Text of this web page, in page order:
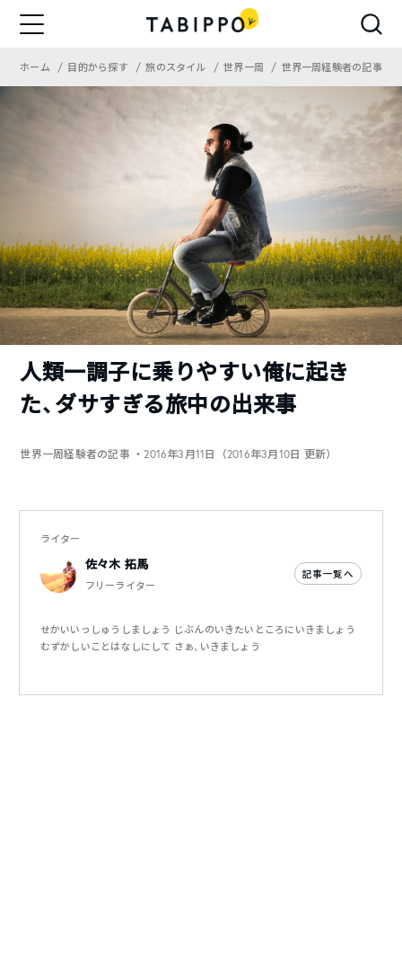
ホーム 目的から探す 旅のスタイル 世界一周 世界一周経験者の記事
人類一調子に乗りやすい俺に起き
た、ダサすぎる旅中の出来事
世界一周経験者の記事 ・2016年3月11日（2016年3月10日 更新）
ライター
佐々木 拓馬
フリーライター
記事一覧へ
せかいいっしゅうしましょう じぶんのいきたいところにいきましょう
むずかしいことはなしにして さぁ、いきましょう